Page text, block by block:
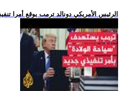
.. الرئيس الأمريكي دونالد ترمب يوقع أمرا